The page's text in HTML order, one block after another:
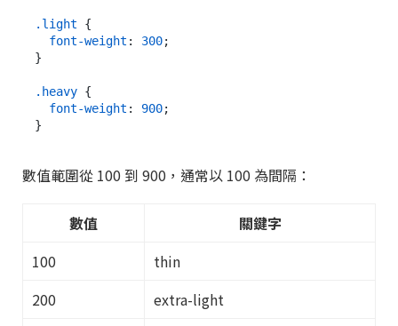
.light {
font-weight : 300;
}
.heavy {
font-weight : 900;
數值範圍從 100 到 900，通常以 100 為間隔：
數值
關鍵字
100
thin
200
extra-light